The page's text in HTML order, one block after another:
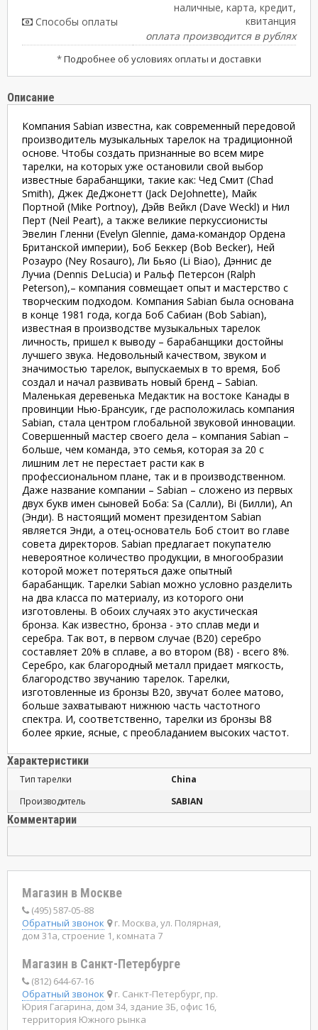
Способы оплаты
наличные, карта, кредит,
квитанция
оплата производится в рублях
*Подробнее об условиях оплаты и доставки
Описание
Компания Sabian известна, как современный передовой
производитель музыкальных тарелок на традиционной
основе. Чтобы создать признанные во всем мире
тарелки, на которых уже остановили свой выбор
известные барабанщики, такие как: Чед Смит (Chad
Smith), Джек ДеДжонетт (Jack DeJohnette), Майк
Портной (Mike Portnoy), Дэйв Вейкл (Dave Weckl) и Нил
Перт (Neil Peart), а также великие перкуссионисты
Эвелин Гленни (Evelyn Glennie, дама-командор Ордена
Британской империи), Боб Беккер (Bob Becker), Ней
Розауро (Ney Rosauro), Ли Бьяо (Li Biao), Дэннис де
Лучиа (Dennis DeLucia) и Ральф Петерсон (Ralph
Peterson),– компания совмещает опыт и мастерство с
творческим подходом. Компания Sabian была основана
в конце 1981 года, когда Боб Сабиан (Bob Sabian),
известная в производстве музыкальных тарелок
личность, пришел к выводу – барабанщики достойны
лучшего звука. Недовольный качеством, звуком и
значимостью тарелок, выпускаемых в то время, Боб
создал и начал развивать новый бренд – Sabian.
Маленькая деревенька Медактик на востоке Канады в
провинции Нью-Брансуик, где расположилась компания
Sabian, стала центром глобальной звуковой инновации.
Совершенный мастер своего дела – компания Sabian –
больше, чем команда, это семья, которая за 20 с
лишним лет не перестает расти как в
профессиональном плане, так и в производственном.
Даже название компании – Sabian – сложено из первых
двух букв имен сыновей Боба: Sa (Салли), Bi (Билли), An
(Энди). В настоящий момент президентом Sabian
является Энди, а отец-основатель Боб стоит во главе
совета директоров. Sabian предлагает покупателю
невероятное количество продукции, в многообразии
которой может потеряться даже опытный
барабанщик. Тарелки Sabian можно условно разделить
на два класса по материалу, из которого они
изготовлены. В обоих случаях это акустическая
бронза. Как известно, бронза - это сплав меди и
серебра. Так вот, в первом случае (В20) серебро
составляет 20% в сплаве, а во втором (В8) - всего 8%.
Серебро, как благородный металл придает мягкость,
благородство звучанию тарелок. Тарелки,
изготовленные из бронзы В20, звучат более матово,
больше захватывают нижнюю часть частотного
спектра. И, соответственно, тарелки из бронзы В8
более яркие, ясные, с преобладанием высоких частот.
Характеристики
Тип тарелки
China
Производитель
SABIAN
Комментарии
Магазин в Москве
(495) 587-05-88
Обратный звонок
г. Москва, ул. Полярная,
дом 31а, строение 1, комната 7
Магазин в Санкт-Петербурге
(812) 644-67-16
Обратный звонок
г. Санкт-Петербург, пр.
Юрия Гагарина, дом 34, здание 3Б, офис 16,
территория Южного рынка